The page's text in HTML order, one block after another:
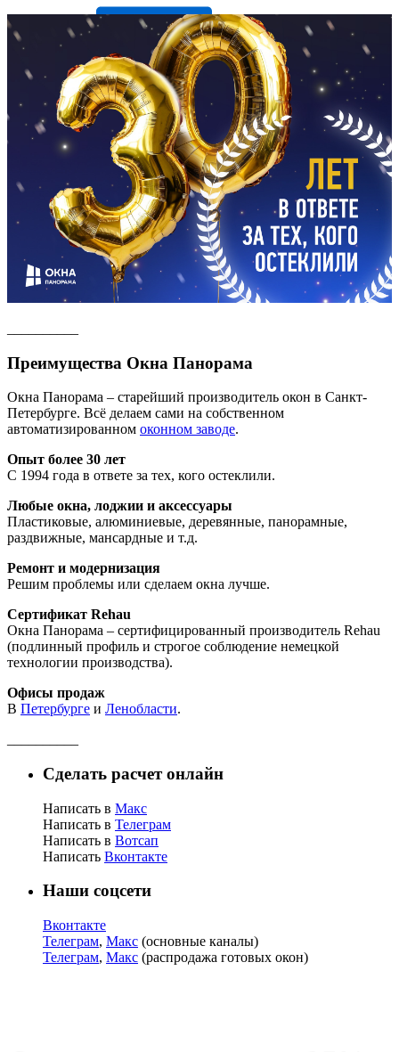
Написать письмо
Преимущества Окна Панорама
Окна Панорама – старейший производитель окон в Санкт-
Петербурге. Всё делаем сами на собственном
автоматизированном оконном заводе.
Опыт более 30 лет
С 1994 года в ответе за тех, кого остеклили.
Любые окна, лоджии и аксессуары
Пластиковые, алюминиевые, деревянные, панорамные,
раздвижные, мансардные и т.д.
Ремонт и модернизация
Решим проблемы или сделаем окна лучше.
Сертификат Rehau
Окна Панорама – сертифицированный производитель Rehau
(подлинный профиль и строгое соблюдение немецкой
технологии производства).
Офисы продаж
В Петербурге и Ленобласти.
Сделать расчет онлайн
Написать в Макс
Написать в Телеграм
Написать в Вотсап
Написать Вконтакте
Наши соцсети
Вконтакте
Телеграм, Макс (основные каналы)
Телеграм, Макс (распродажа готовых окон)